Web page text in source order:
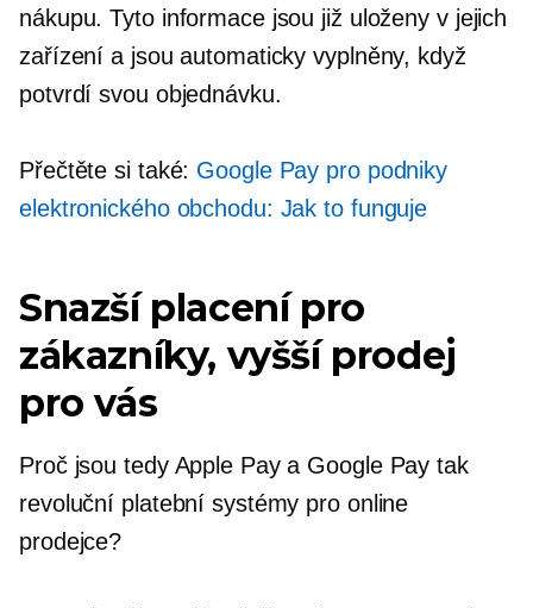
nákupu. Tyto informace jsou již uloženy v jejich
zařízení a jsou automaticky vyplněny, když
potvrdí svou objednávku.
Přečtěte si také: Google Pay pro podniky
elektronického obchodu: Jak to funguje
Snazší placení pro
zákazníky, vyšší prodej
pro vás
Proč jsou tedy Apple Pay a Google Pay tak
revoluční platební systémy pro online
prodejce?